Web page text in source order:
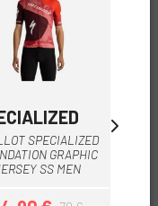
SPECIALIZED
GRAPHIC
SS MEN